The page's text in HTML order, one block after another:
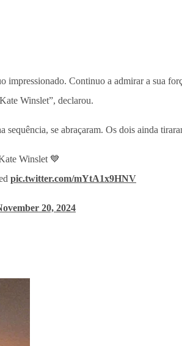
Continuo a admirar a sua
Winslet”, declarou.
se abraçaram. Os dois ainda
Winslet 💙
pic.twitter.com/mYtA1x9HNV
20, 2024